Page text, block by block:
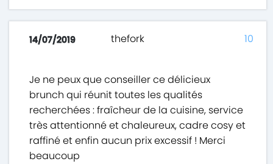
14/07/2019 thefork
Je ne peux que conseiller ce délicieux
brunch qui réunit toutes les qualités
recherchées : fraîcheur de la cuisine, service
très attentionné et chaleureux, cadre cosy et
raffiné et enfin aucun prix excessif ! Merci
beaucoup
10